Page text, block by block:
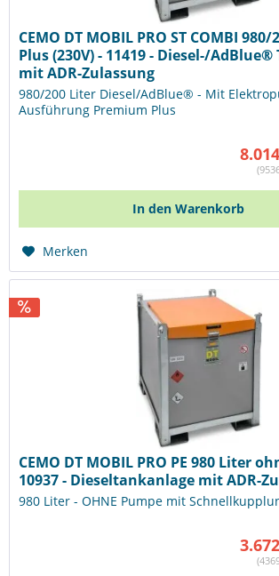
CEMO DT MOBIL PRO ST COMBI
Plus (230V) - 11419 - Diesel-/
mit ADR-Zulassung
980/200 Liter Diesel/AdBlue® - Mit
Ausführung Premium Plus
In den Warenkorb
Merken
CEMO DT MOBIL PRO PE 980 Liter
10937 - Dieseltankanlage mit ADR-
980 Liter - OHNE Pumpe mit